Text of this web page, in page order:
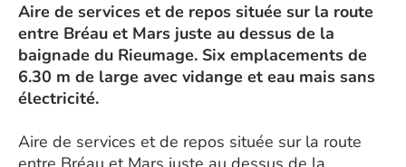
Aire de services et de repos située sur la route
entre Bréau et Mars juste au dessus de la
baignade du Rieumage. Six emplacements de
6.30 m de large avec vidange et eau mais sans
électricité.
Aire de services et de repos située sur la route